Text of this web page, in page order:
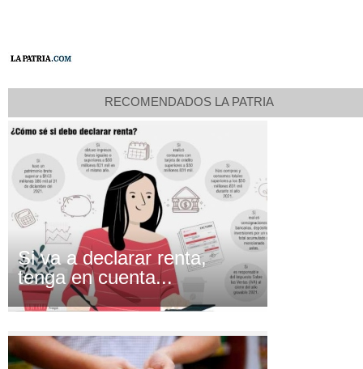
RECOMENDADOS LA PATRIA
Si va a declarar renta,
tenga en cuenta...